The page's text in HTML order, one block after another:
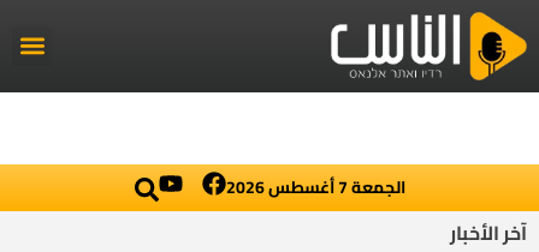
الجمعة 7 أغسطس 2026
آخر الأخبار